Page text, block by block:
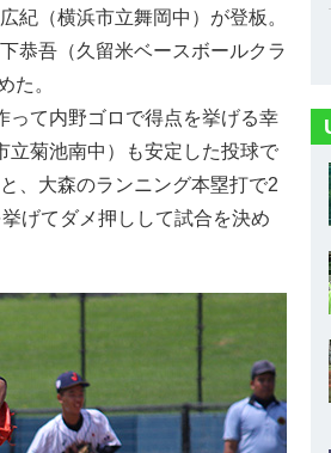
紀（横浜市立舞岡中）が登板。
恭吾（久留米ベースボールクラ
た。
て内野ゴロで得点を挙げる幸
立菊池南中）も安定した投球で
、大森のランニング本塁打で2
げてダメ押しして試合を決め